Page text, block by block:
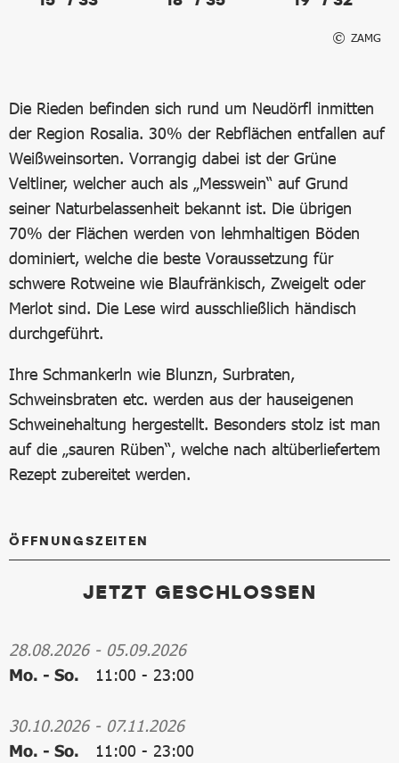
ZAMG
Die Rieden befinden sich rund um Neudörfl inmitten
der Region Rosalia. 30% der Rebflächen entfallen auf
Weißweinsorten. Vorrangig dabei ist der Grüne
Veltliner, welcher auch als „Messwein“ auf Grund
seiner Naturbelassenheit bekannt ist. Die übrigen
70% der Flächen werden von lehmhaltigen Böden
dominiert, welche die beste Voraussetzung für
schwere Rotweine wie Blaufränkisch, Zweigelt oder
Merlot sind. Die Lese wird ausschließlich händisch
durchgeführt.
Ihre Schmankerln wie Blunzn, Surbraten,
Schweinsbraten etc. werden aus der hauseigenen
Schweinehaltung hergestellt. Besonders stolz ist man
auf die „sauren Rüben“, welche nach altüberliefertem
Rezept zubereitet werden.
ÖFFNUNGSZEITEN
JETZT GESCHLOSSEN
28.08.2026- 05.09.2026
Mo. - So.
11:00 - 23:00
30.10.2026- 07.11.2026
Mo. - So.
11:00 - 23:00